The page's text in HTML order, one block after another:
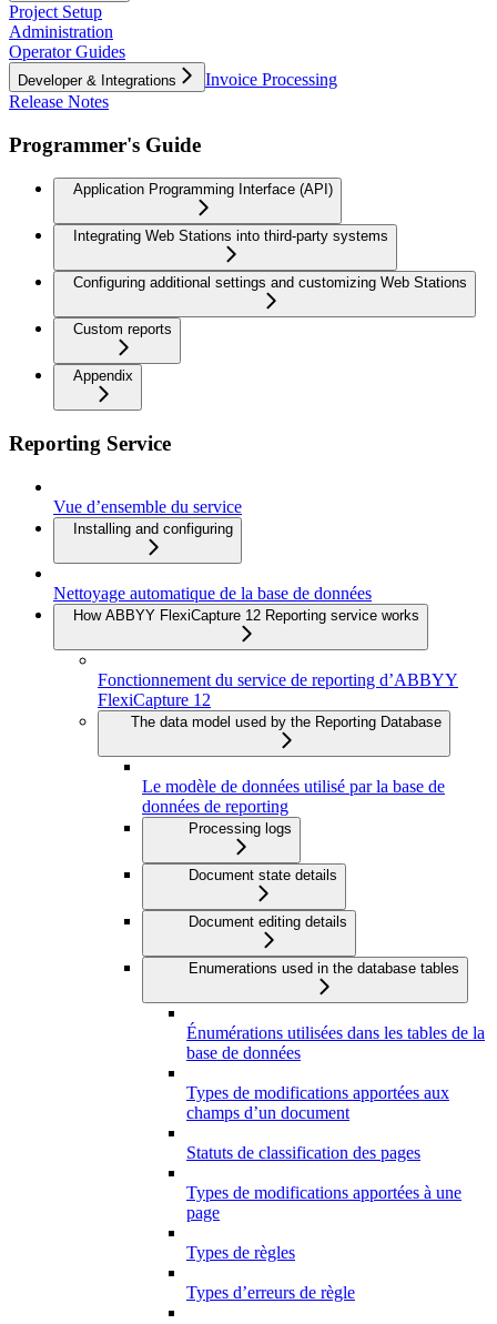
Project Setup
Administration
Operator Guides
Developer & Integrations
Invoice Processing
Release Notes
Programmer's Guide
Application Programming Interface (API)
Integrating Web Stations into third-party systems
Configuring additional settings and customizing Web Stations
Custom reports
Appendix
Reporting Service
Vue d’ensemble du service
Installing and configuring
Nettoyage automatique de la base de données
How ABBYY FlexiCapture 12 Reporting service works
Fonctionnement du service de reporting d’ABBYY
FlexiCapture 12
The data model used by the Reporting Database
Le modèle de données utilisé par la base de
données de reporting
Processing logs
Document state details
Document editing details
Enumerations used in the database tables
Énumérations utilisées dans les tables de la
base de données
Types de modifications apportées aux
champs d’un document
Statuts de classification des pages
Types de modifications apportées à une
page
Types de règles
Types d’erreurs de règle